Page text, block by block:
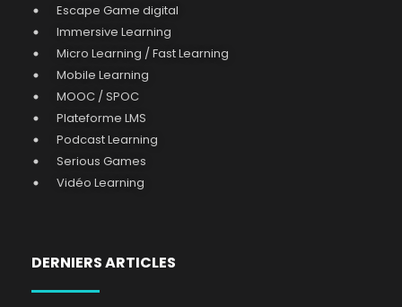
Escape Game digital
Immersive Learning
Micro Learning / Fast Learning
Mobile Learning
MOOC / SPOC
Plateforme LMS
Podcast Learning
Serious Games
Vidéo Learning
DERNIERS ARTICLES